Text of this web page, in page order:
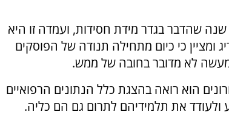
שהדבר בגדר מידת חסידות, ועמדה זו היא
כי כיום מתחילה תנודה של הפוסקים
לא מדובר בחובה של ממש.
הוא רואה בהצגת כלל הנתונים הרפואיים
ולעודד את תלמידיהם לתרום גם הם כליה.